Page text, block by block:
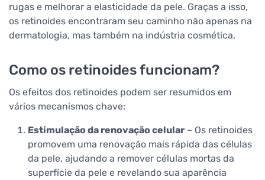
rugas e melhorar a elasticidade da pele. Graças a isso,
os retinoides encontraram seu caminho não apenas na
dermatologia, mas também na indústria cosmética.
Como os retinoides funcionam?
Os efeitos dos retinoides podem ser resumidos em
vários mecanismos chave:
Estimulação da renovação celular – Os retinoides
promovem uma renovação mais rápida das células
da pele, ajudando a remover células mortas da
superfície da pele e revelando sua aparência